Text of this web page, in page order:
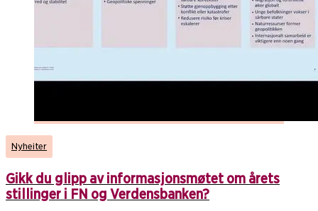
Nyheiter
Gikk du glipp av informasjonsmøtet om årets
stillinger i FN og Verdensbanken?